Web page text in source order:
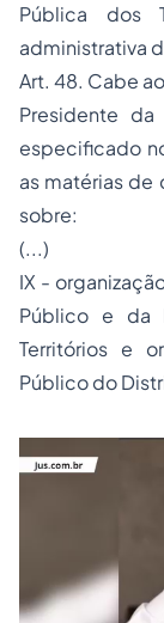
Pública dos
administrativa
Art. 48. Cabe
Presidente
especificado
as matérias
sobre:
(...)
IX -
Público e da
Territórios e
Público do